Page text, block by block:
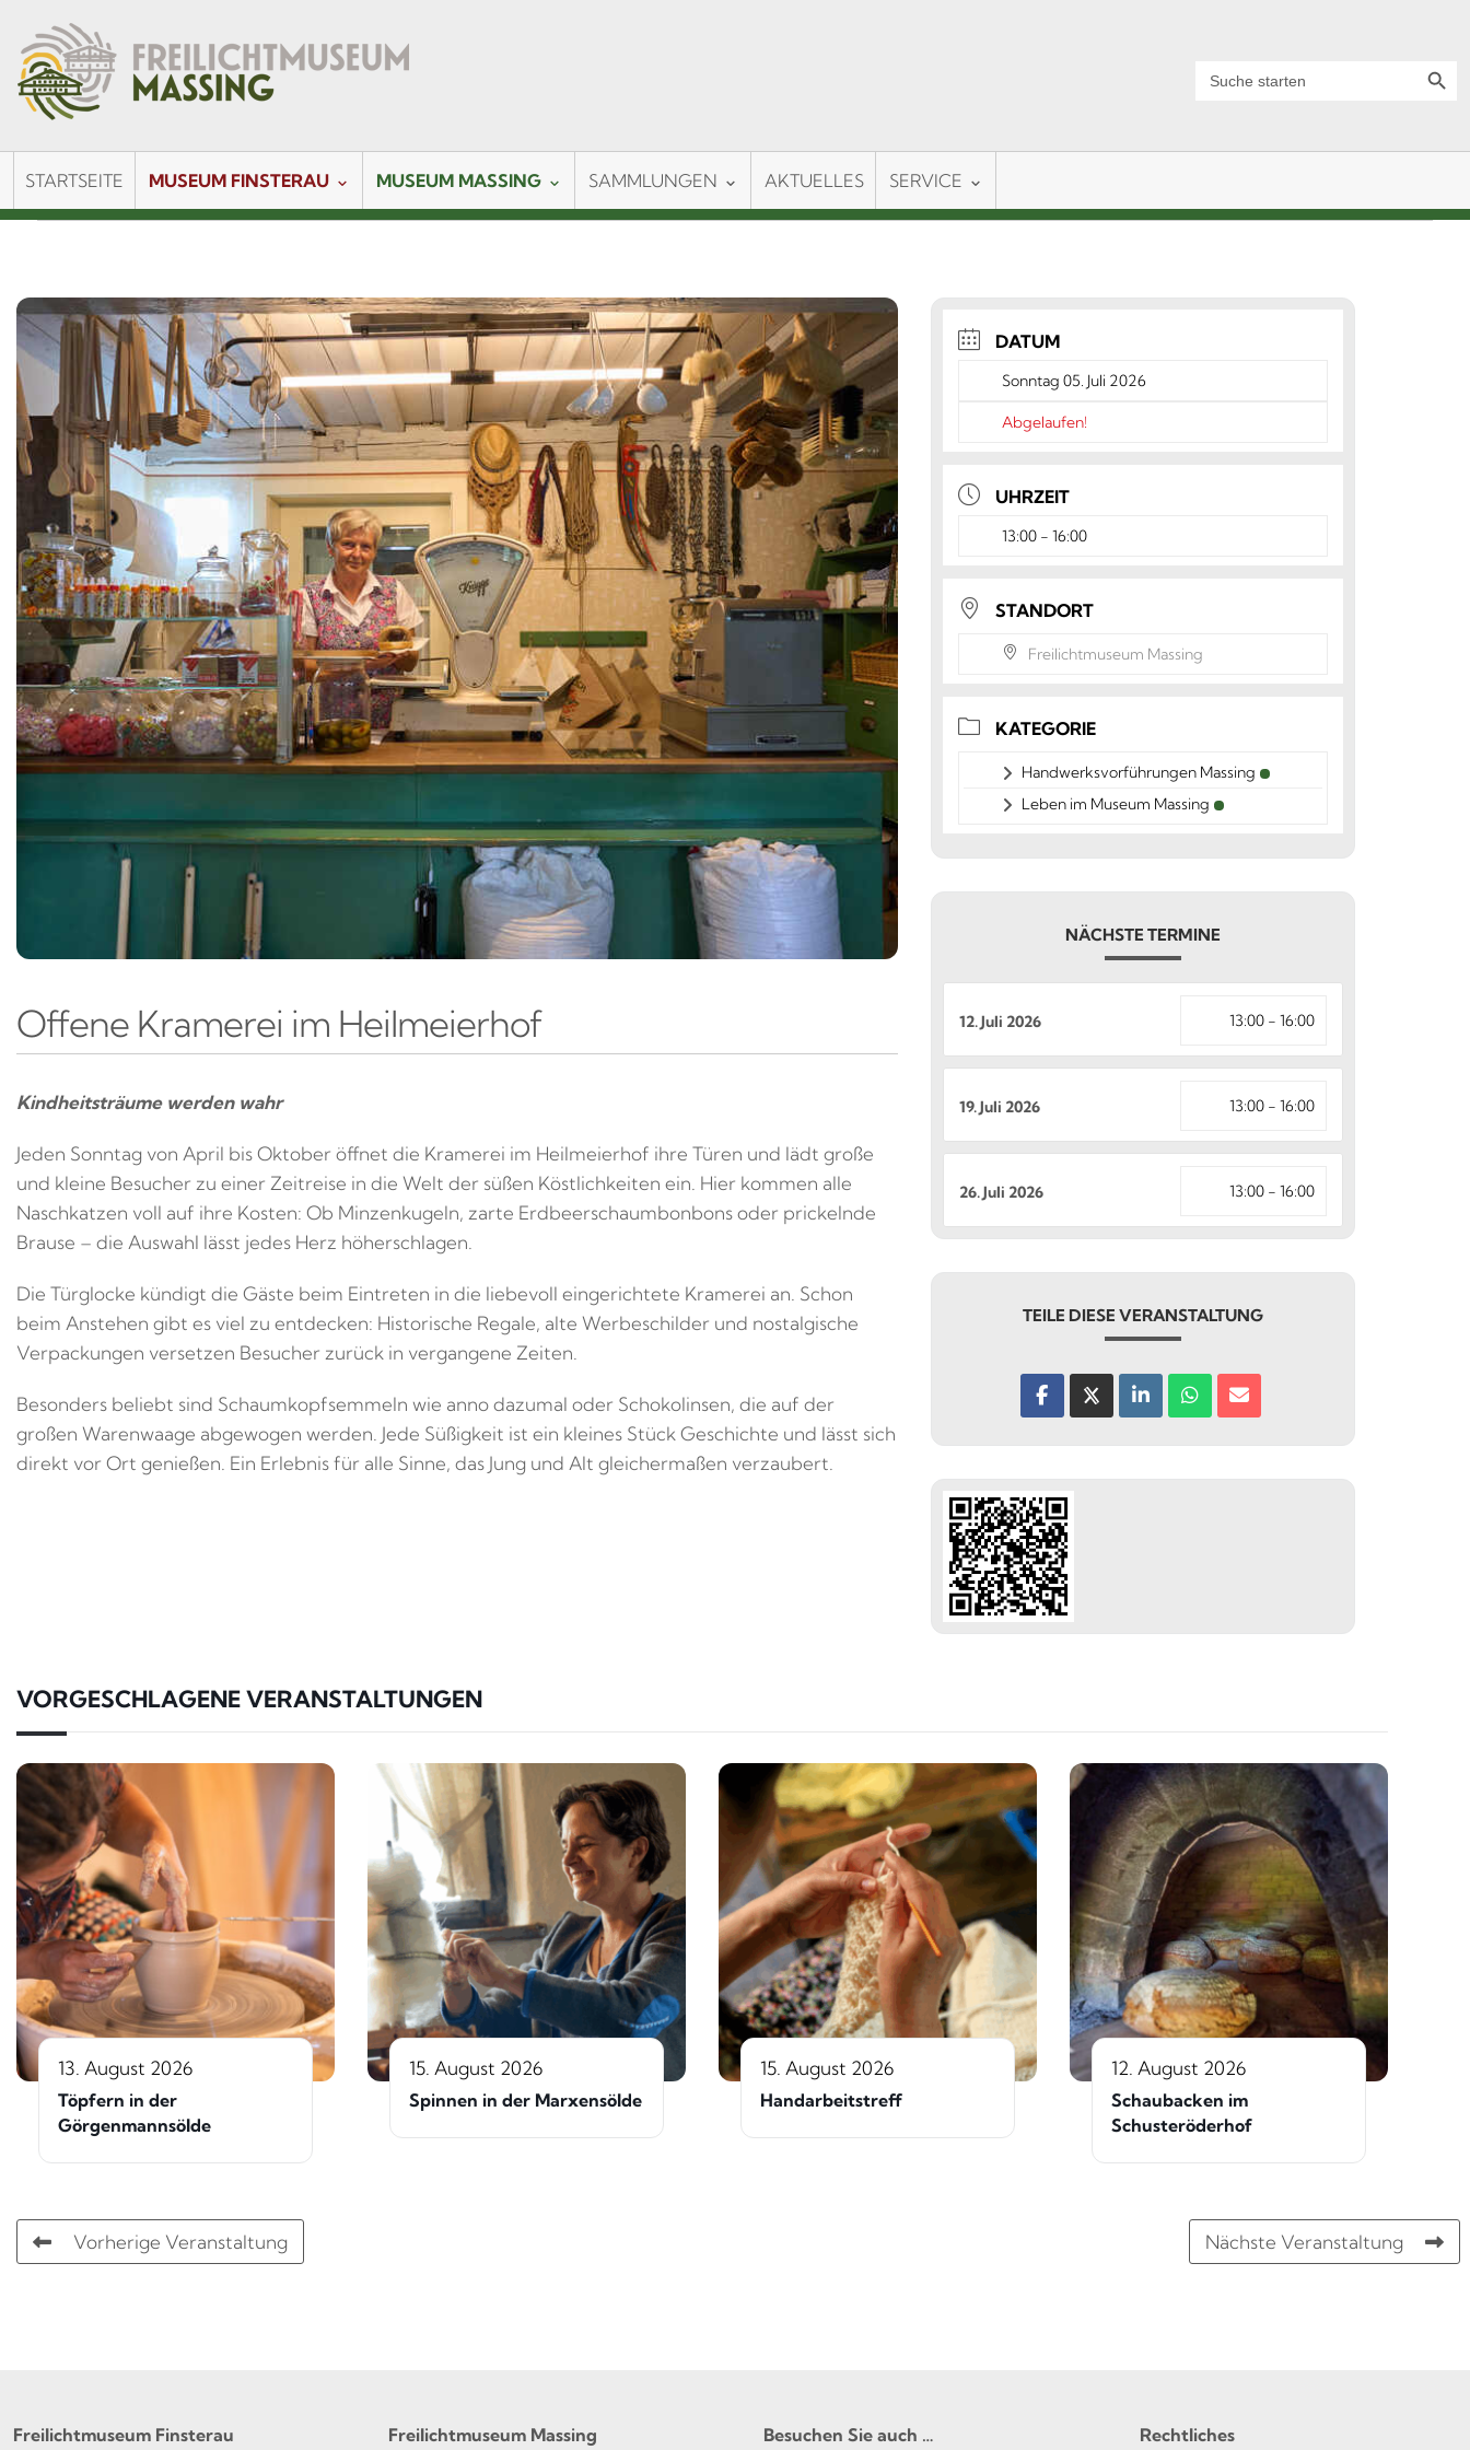
for:
STARTSEITE MUSEUM FINSTERAU MUSEUM MASSING SAMMLUNGEN AKTUELLES SERVICE
Offene Kramerei im Heilmeierhof
Kindheitsträume werden wahr
Jeden Sonntag von April bis Oktober öffnet die Kramerei im Heilmeierhof ihre Türen und lädt große
und kleine Besucher zu einer Zeitreise in die Welt der süßen Köstlichkeiten ein. Hier kommen alle
Naschkatzen voll auf ihre Kosten: Ob Minzenkugeln, zarte Erdbeerschaumbonbons oder prickelnde
Brause – die Auswahl lässt jedes Herz höherschlagen.
Die Türglocke kündigt die Gäste beim Eintreten in die liebevoll eingerichtete Kramerei an. Schon
beim Anstehen gibt es viel zu entdecken: Historische Regale, alte Werbeschilder und nostalgische
Verpackungen versetzen Besucher zurück in vergangene Zeiten.
Besonders beliebt sind Schaumkopfsemmeln wie anno dazumal oder Schokolinsen, die auf der
großen Warenwaage abgewogen werden. Jede Süßigkeit ist ein kleines Stück Geschichte und lässt sich
direkt vor Ort genießen. Ein Erlebnis für alle Sinne, das Jung und Alt gleichermaßen verzaubert.
DATUM
Sonntag 05. Juli 2026
Abgelaufen!
UHRZEIT
13:00 - 16:00
STANDORT
Freilichtmuseum Massing
KATEGORIE
Handwerksvorführungen Massing
Leben im Museum Massing
NÄCHSTE TERMINE
12. Juli 2026 13:00 - 16:00
19. Juli 2026 13:00 - 16:00
26. Juli 2026 13:00 - 16:00
TEILE DIESE VERANSTALTUNG
VORGESCHLAGENE VERANSTALTUNGEN
13. August 2026
Töpfern in der
Görgenmannsölde
15. August 2026
Spinnen in der Marxensölde
15. August 2026
Handarbeitstreff
12. August 2026
Schaubacken im
Schusteröderhof
Vorherige Veranstaltung Nächste Veranstaltung
Freilichtmuseum Finsterau Freilichtmuseum Massing Besuchen Sie auch … Rechtliches